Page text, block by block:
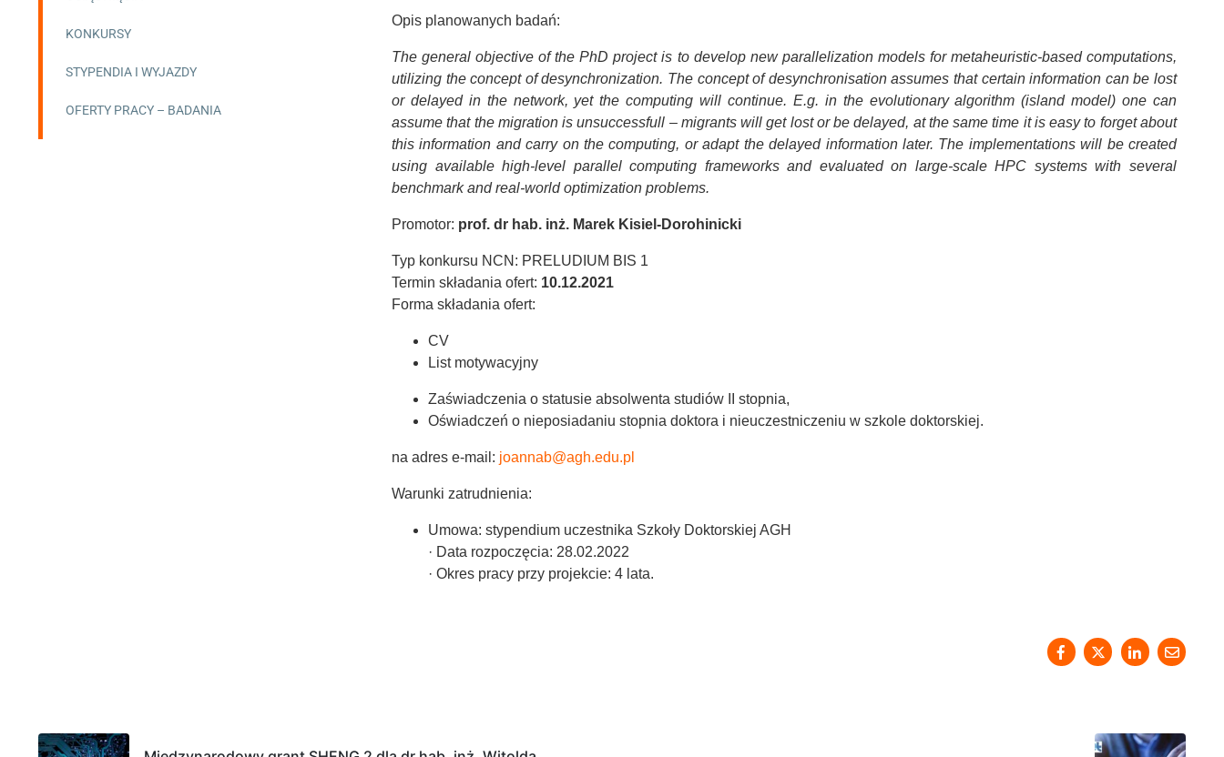
KONKURSY
STYPENDIA I WYJAZDY
OFERTY PRACY – BADANIA
Opis planowanych badań:
The general objective of the PhD project is to develop new parallelization models for metaheuristic-based computations,
utilizing the concept of desynchronization. The concept of desynchronisation assumes that certain information can be lost
or delayed in the network, yet the computing will continue. E.g. in the evolutionary algorithm (island model) one can
assume that the migration is unsuccessfull – migrants will get lost or be delayed, at the same time it is easy to forget about
this information and carry on the computing, or adapt the delayed information later. The implementations will be created
using available high-level parallel computing frameworks and evaluated on large-scale HPC systems with several
benchmark and real-world optimization problems.
Promotor: prof. dr hab. inż. Marek Kisiel-Dorohinicki
Typ konkursu NCN: PRELUDIUM BIS 1
Termin składania ofert: 10.12.2021
Forma składania ofert:
CV
List motywacyjny
Zaświadczenia o statusie absolwenta studiów II stopnia,
Oświadczeń o nieposiadaniu stopnia doktora i nieuczestniczeniu w szkole doktorskiej.
na adres e-mail: joannab@agh.edu.pl
Warunki zatrudnienia:
Umowa: stypendium uczestnika Szkoły Doktorskiej AGH
· Data rozpoczęcia: 28.02.2022
· Okres pracy przy projekcie: 4 lata.